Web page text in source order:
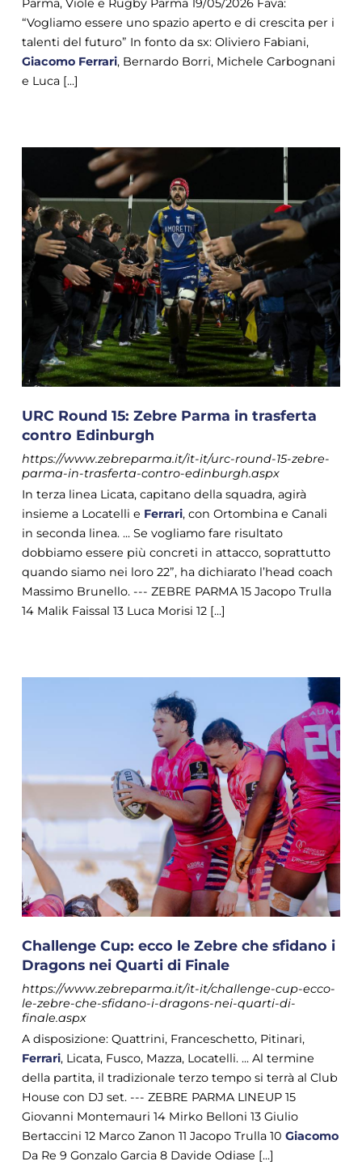
Parma, Viole e Rugby Parma 19/05/2026 Fava:
“Vogliamo essere uno spazio aperto e di crescita per i
talenti del futuro” In fonto da sx: Oliviero Fabiani,
Giacomo Ferrari, Bernardo Borri, Michele Carbognani
e Luca [...]
URC Round 15: Zebre Parma in trasferta
contro Edinburgh
https://www.zebreparma.it/it-it/urc-round-15-zebre-
parma-in-trasferta-contro-edinburgh.aspx
In terza linea Licata, capitano della squadra, agirà
insieme a Locatelli e Ferrari, con Ortombina e Canali
in seconda linea. ... Se vogliamo fare risultato
dobbiamo essere più concreti in attacco, soprattutto
quando siamo nei loro 22”, ha dichiarato l’head coach
Massimo Brunello. --- ZEBRE PARMA 15 Jacopo Trulla
14 Malik Faissal 13 Luca Morisi 12 [...]
Challenge Cup: ecco le Zebre che sfidano i
Dragons nei Quarti di Finale
https://www.zebreparma.it/it-it/challenge-cup-ecco-
le-zebre-che-sfidano-i-dragons-nei-quarti-di-
finale.aspx
A disposizione: Quattrini, Franceschetto, Pitinari,
Ferrari, Licata, Fusco, Mazza, Locatelli. ... Al termine
della partita, il tradizionale terzo tempo si terrà al Club
House con DJ set. --- ZEBRE PARMA LINEUP 15
Giovanni Montemauri 14 Mirko Belloni 13 Giulio
Bertaccini 12 Marco Zanon 11 Jacopo Trulla 10 Giacomo
Da Re 9 Gonzalo Garcia 8 Davide Odiase [...]